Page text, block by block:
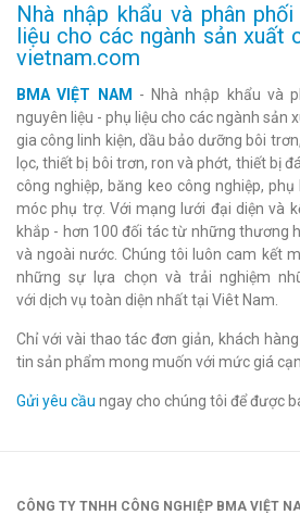
Nhà nhập khẩu và phân
liệu cho các ngành sản xuất
vietnam.com
BMA VIỆT NAM
- Nhà nhập khẩu và
nguyên liệu - phụ liệu cho các ngành sản
gia công linh kiện, dầu bảo dưỡng bôi
lọc, thiết bị bôi trơn, ron và phớt, thiết bị
công nghiệp, băng keo công nghiệp,
móc phụ trợ. Với mạng lưới đại diện và
khắp - hơn 100 đối tác từ những thương
và ngoài nước. Chúng tôi luôn cam kết
những sự lựa chọn và trải nghiệm
với dịch vụ toàn diện nhất tại Viêt Nam.
Chỉ với vài thao tác đơn giản, khách
tin sản phẩm mong muốn với mức giá
Gửi yêu cầu ngay cho chúng tôi để được
CÔNG TY TNHH CÔNG NGHIỆP BMA VIỆT